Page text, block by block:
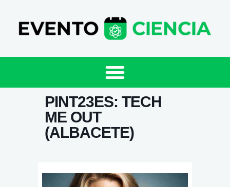
PINT23ES: TECH
ME OUT
(ALBACETE)